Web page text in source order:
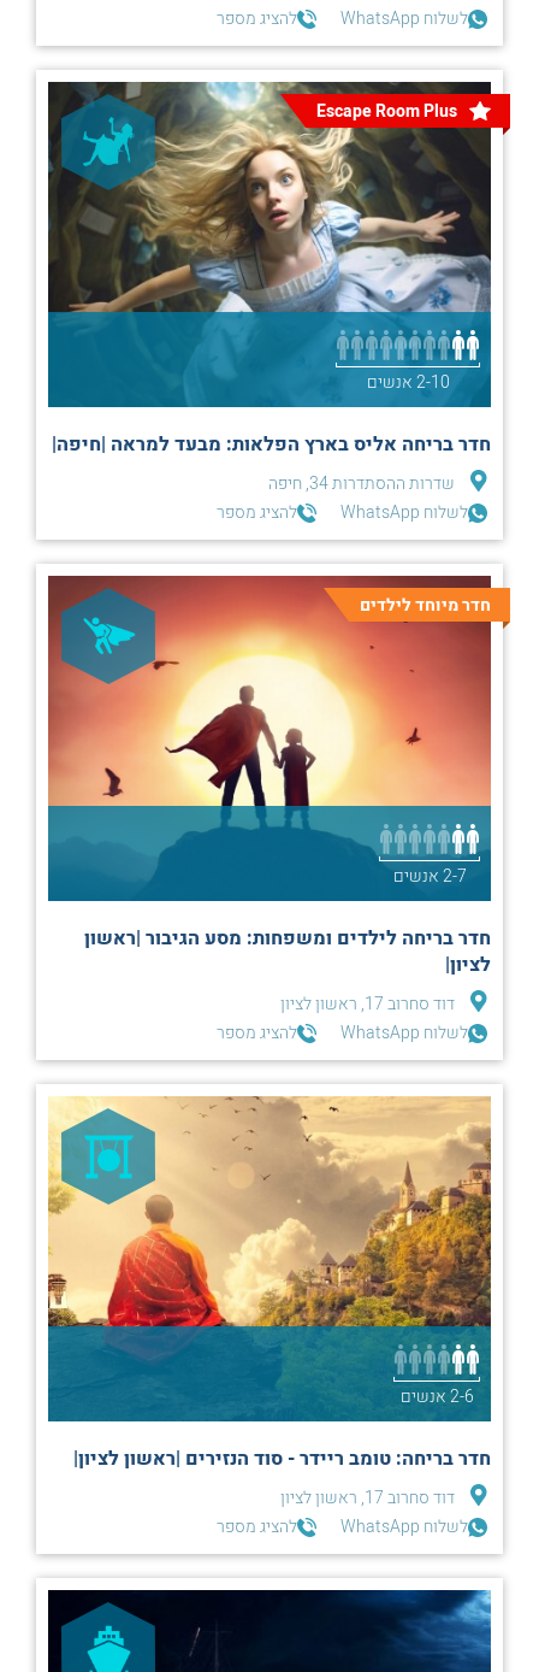
לשלוח WhatsApp
להציג מספר
Escape Room Plus
2-10 אנשים
חדר בריחה אליס בארץ הפלאות: מבעד למראה |חיפה|
שדרות ההסתדרות 34, חיפה
לשלוח WhatsApp
להציג מספר
חדר מיוחד לילדים
2-7 אנשים
חדר בריחה לילדים ומשפחות: מסע הגיבור |ראשון
לציון|
דוד סחרוב 17, ראשון לציון
לשלוח WhatsApp
להציג מספר
2-6 אנשים
חדר בריחה: טומב ריידר - סוד הנזירים |ראשון לציון|
דוד סחרוב 17, ראשון לציון
לשלוח WhatsApp
להציג מספר